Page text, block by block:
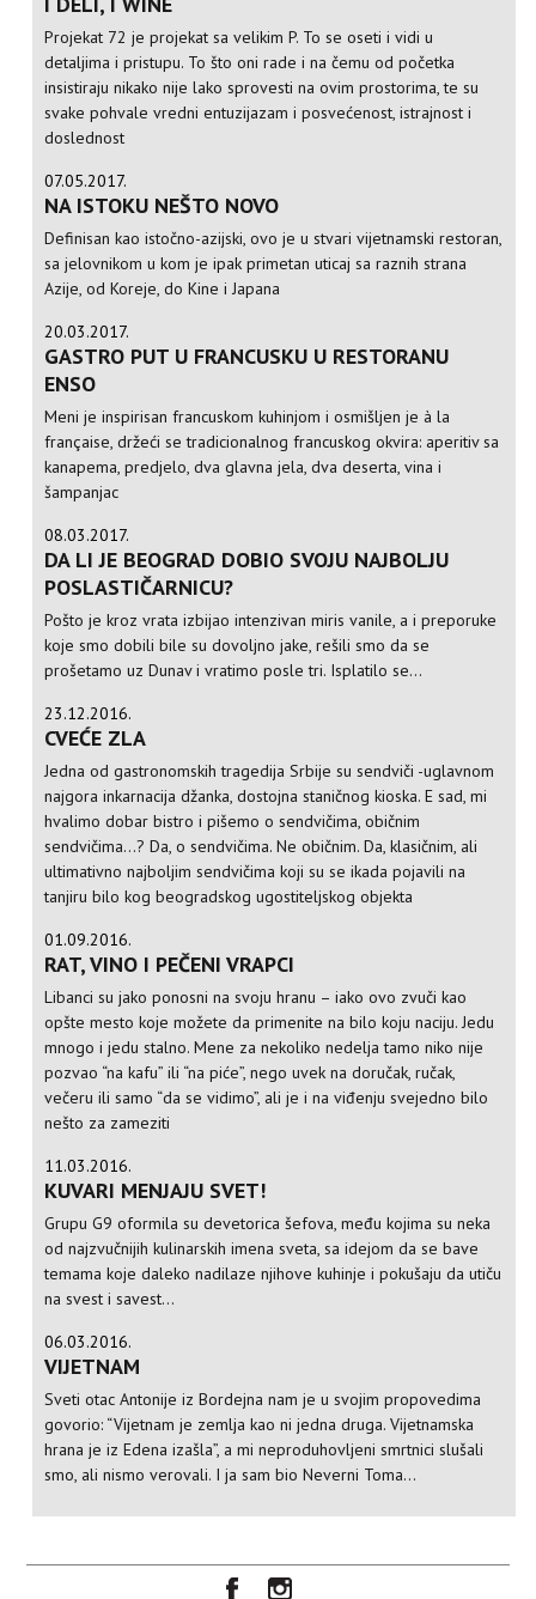
Projekat 72 je projekat sa velikim P. To se oseti i vidi u
detaljima i pristupu. To što oni rade i na čemu od početka
insistiraju nikako nije lako sprovesti na ovim prostorima, te su
svake pohvale vredni entuzijazam i posvećenost, istrajnost i
doslednost
07.05.2017.
NA ISTOKU NEŠTO NOVO
Definisan kao istočno-azijski, ovo je u stvari vijetnamski restoran,
sa jelovnikom u kom je ipak primetan uticaj sa raznih strana
Azije, od Koreje, do Kine i Japana
20.03.2017.
GASTRO PUT U FRANCUSKU U RESTORANU
ENSO
Meni je inspirisan francuskom kuhinjom i osmišljen je à la
française, držeći se tradicionalnog francuskog okvira: aperitiv sa
kanapema, predjelo, dva glavna jela, dva deserta, vina i
šampanjac
08.03.2017.
DA LI JE BEOGRAD DOBIO SVOJU NAJBOLJU
POSLASTIČARNICU?
Pošto je kroz vrata izbijao intenzivan miris vanile, a i preporuke
koje smo dobili bile su dovoljno jake, rešili smo da se
prošetamo uz Dunav i vratimo posle tri. Isplatilo se...
23.12.2016.
CVEĆE ZLA
Jedna od gastronomskih tragedija Srbije su sendviči -uglavnom
najgora inkarnacija džanka, dostojna staničnog kioska. E sad, mi
hvalimo dobar bistro i pišemo o sendvičima, običnim
sendvičima...? Da, o sendvičima. Ne običnim. Da, klasičnim, ali
ultimativno najboljim sendvičima koji su se ikada pojavili na
tanjiru bilo kog beogradskog ugostiteljskog objekta
01.09.2016.
RAT, VINO I PEČENI VRAPCI
Libanci su jako ponosni na svoju hranu – iako ovo zvuči kao
opšte mesto koje možete da primenite na bilo koju naciju. Jedu
mnogo i jedu stalno. Mene za nekoliko nedelja tamo niko nije
pozvao “na kafu” ili “na piće”, nego uvek na doručak, ručak,
večeru ili samo “da se vidimo”, ali je i na viđenju svejedno bilo
nešto za zameziti
11.03.2016.
KUVARI MENJAJU SVET!
Grupu G9 oformila su devetorica šefova, među kojima su neka
od najzvučnijih kulinarskih imena sveta, sa idejom da se bave
temama koje daleko nadilaze njihove kuhinje i pokušaju da utiču
na svest i savest...
06.03.2016.
VIJETNAM
Sveti otac Antonije iz Bordejna nam je u svojim propovedima
govorio: “Vijetnam je zemlja kao ni jedna druga. Vijetnamska
hrana je iz Edena izašla”, a mi neproduhovljeni smrtnici slušali
smo, ali nismo verovali. I ja sam bio Neverni Toma...